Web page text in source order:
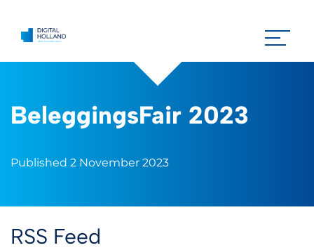
BeleggingsFair 2023
Published 2 November 2023
RSS Feed